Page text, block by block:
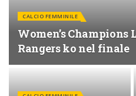
CALCIO FEMMINILE
Women’s Champions
Rangers ko nel finale